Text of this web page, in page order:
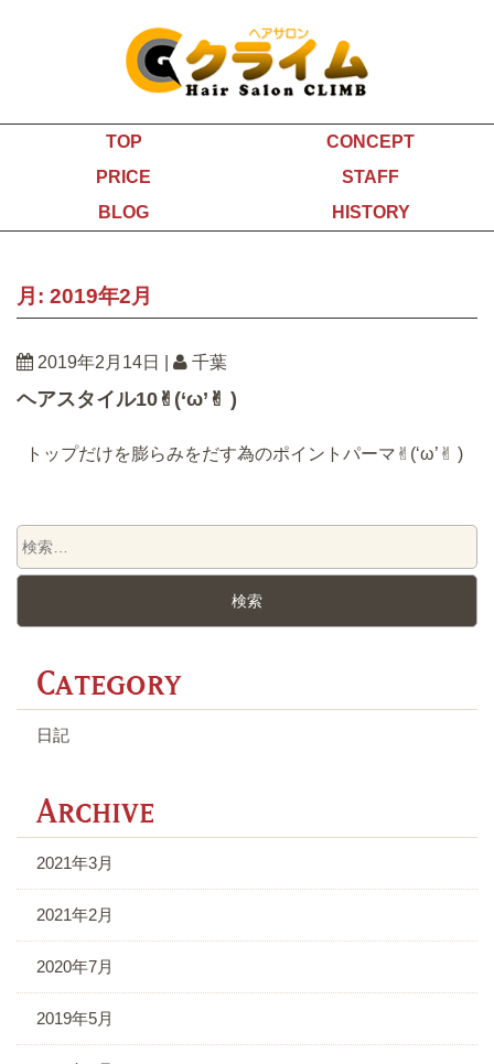
TOP
CONCEPT
PRICE
STAFF
BLOG
HISTORY
月: 2019年2月
2019年2月14日 千葉
ヘアスタイル10✌︎(‘ω’✌︎ )
トップだけを膨らみをだす為のポイントパーマ✌︎(‘ω’✌︎ )
日記
2021年3月
2021年2月
2020年7月
2019年5月